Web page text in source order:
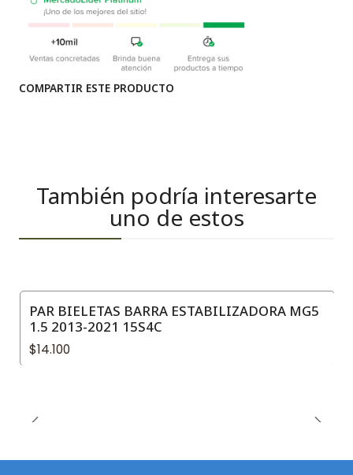
COMPARTIR ESTE PRODUCTO
También podría interesarte
uno de estos
PAR BIELETAS BARRA ESTABILIZADORA MG5
1.5 2013-2021 15S4C
$14.100